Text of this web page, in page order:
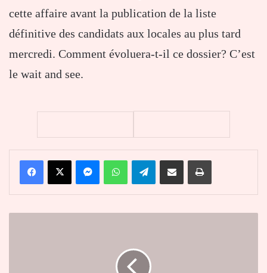
cette affaire avant la publication de la liste
définitive des candidats aux locales au plus tard
mercredi. Comment évoluera-t-il ce dossier? C’est
le wait and see.
FacebookX MessengerWhatsAppTelegramPartager par email Imprimer